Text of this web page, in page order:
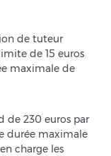
de tuteur
de 15 euros
maximale de
de 230 euros par
durée maximale
charge les